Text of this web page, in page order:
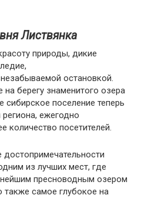
Листвянка
природы, дикие
остановкой.
берегу знаменитого озера
поселение теперь
ежегодно
посетителей.
из лучших мест, где
пресноводным озером
также самое глубокое на